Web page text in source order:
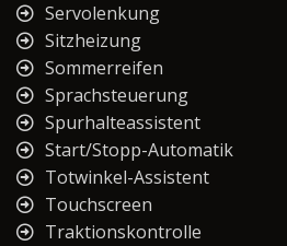
Servolenkung
Sitzheizung
Sommerreifen
Sprachsteuerung
Spurhalteassistent
Start/Stopp-Automatik
Totwinkel-Assistent
Touchscreen
Traktionskontrolle